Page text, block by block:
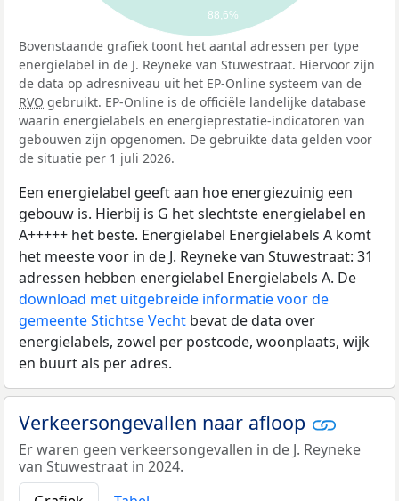
88,6%
Bovenstaande grafiek toont het aantal adressen per type
energielabel in de J. Reyneke van Stuwestraat. Hiervoor zijn
de data op adresniveau uit het EP-Online systeem van de
RVO gebruikt. EP-Online is de officiële landelijke database
waarin energielabels en energieprestatie-indicatoren van
gebouwen zijn opgenomen. De gebruikte data gelden voor
de situatie per 1 juli 2026.
Een energielabel geeft aan hoe energiezuinig een
gebouw is. Hierbij is G het slechtste energielabel en
A+++++ het beste. Energielabel Energielabels A komt
het meeste voor in de J. Reyneke van Stuwestraat: 31
adressen hebben energielabel Energielabels A. De
download met uitgebreide informatie voor de
gemeente Stichtse Vecht bevat de data over
energielabels, zowel per postcode, woonplaats, wijk
en buurt als per adres.
Verkeersongevallen naar afloop
Er waren geen verkeersongevallen in de J. Reyneke
van Stuwestraat in 2024.